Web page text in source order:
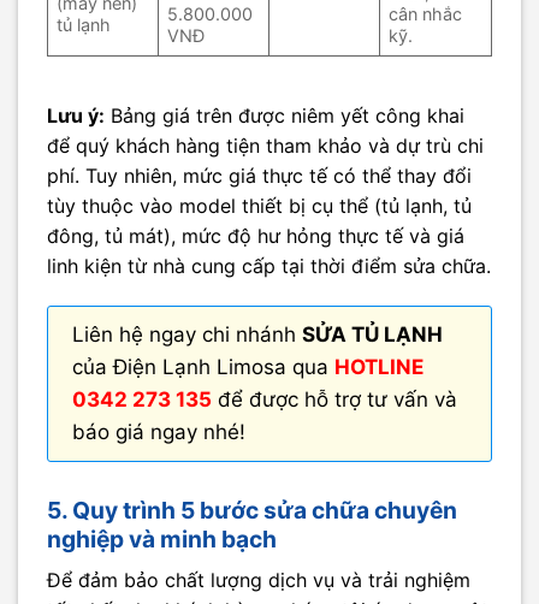
tủ lạnh
5.800.000
VNĐ
cân nhắc
kỹ.
Lưu ý: Bảng giá trên được niêm yết công khai
để quý khách hàng tiện tham khảo và dự trù chi
phí. Tuy nhiên, mức giá thực tế có thể thay đổi
tùy thuộc vào model thiết bị cụ thể (tủ lạnh, tủ
đông, tủ mát), mức độ hư hỏng thực tế và giá
linh kiện từ nhà cung cấp tại thời điểm sửa chữa.
Liên hệ ngay chi nhánh SỬA TỦ LẠNH
của Điện Lạnh Limosa qua HOTLINE
0342 273 135 để được hỗ trợ tư vấn và
báo giá ngay nhé!
5. Quy trình 5 bước sửa chữa chuyên
nghiệp và minh bạch
Để đảm bảo chất lượng dịch vụ và trải nghiệm